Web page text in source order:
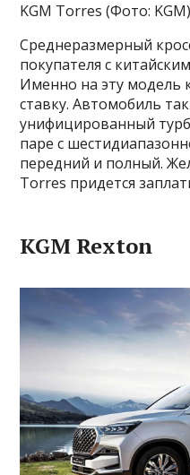
KGM Torres (Фото: KGM)
Cреднеразмерный
покупателя с
Именно на эту модель
ставку. Автомобиль
унифицированный
паре с
передний и полный.
Torres придется
KGM Rexton